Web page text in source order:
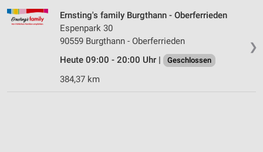
❯
Ernsting's family Burgthann - Oberferrieden
Espenpark 30
90559 Burgthann - Oberferrieden
Heute 09:00 - 20:00 Uhr |
Geschlossen
384,37 km